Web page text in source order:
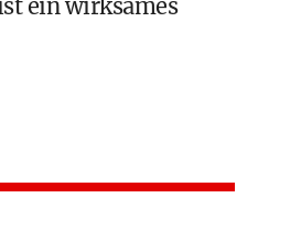
ein wirksames